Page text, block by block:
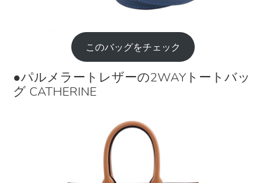
このバッグをチェック
●パルメラートレザーの2WAYトートバッ
グ CATHERINE